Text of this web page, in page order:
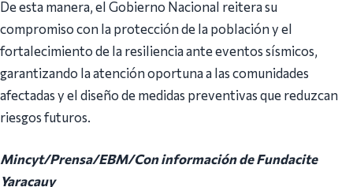
De esta manera, el Gobierno Nacional reitera su
compromiso con la protección de la población y el
fortalecimiento de la resiliencia ante eventos sísmicos,
garantizando la atención oportuna a las comunidades
afectadas y el diseño de medidas preventivas que reduzcan
riesgos futuros.
Mincyt/Prensa/EBM/Con información de Fundacite
Yaracauy